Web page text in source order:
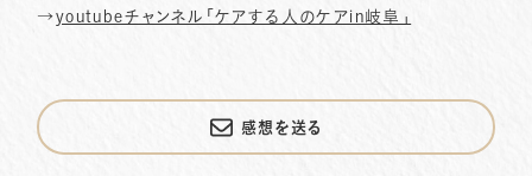
→youtubeチャンネル「ケアする人のケアin岐阜」
感想を送る